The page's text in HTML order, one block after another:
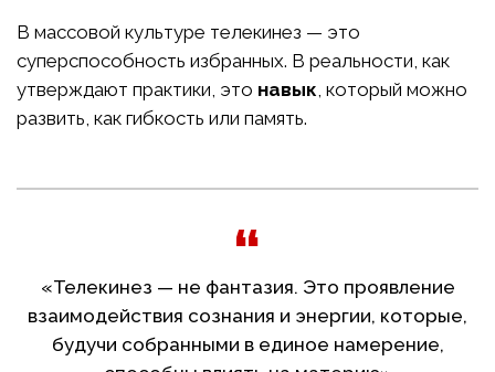
В массовой культуре телекинез — это
суперспособность избранных. В реальности, как
утверждают практики, это навык, который можно
развить, как гибкость или память.
«Телекинез — не фантазия. Это проявление
взаимодействия сознания и энергии, которые,
будучи собранными в единое намерение,